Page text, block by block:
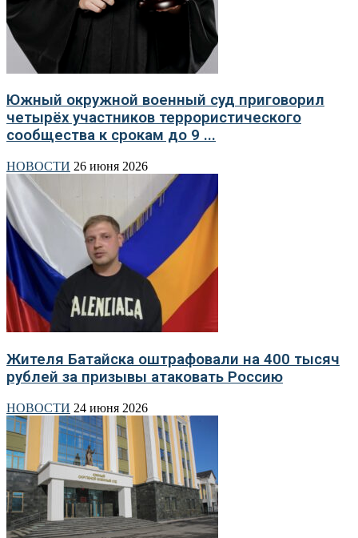
Южный окружной военный суд приговорил
четырёх участников террористического
сообщества к срокам до 9 ...
НОВОСТИ 26 июня 2026
Жителя Батайска оштрафовали на 400 тысяч
рублей за призывы атаковать Россию
НОВОСТИ 24 июня 2026